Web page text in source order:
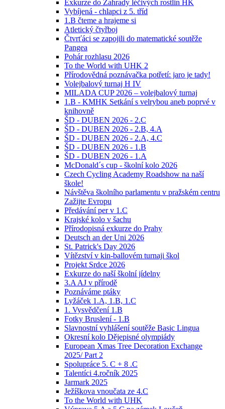
Exkurze do Zahrady léčivých rostlin HK
Vybíjená - chlapci z 5. tříd
1.B čteme a hrajeme si
Atletický čtyřboj
Čtvrťáci se zapojili do matematické soutěže
Pangea
Pohár rozhlasu 2026
To the World with UHK 2
Přírodovědná poznávačka potřetí: jaro je tady!
Volejbalový turnaj H IV
MILADA CUP 2026 – volejbalový turnaj
1.B - KMHK Setkání s velrybou aneb poprvé v
knihovně
ŠD - DUBEN 2026 - 2.C
ŠD - DUBEN 2026 - 2.B, 4.A
ŠD - DUBEN 2026 - 2.A, 4.C
ŠD - DUBEN 2026 - 1.B
ŠD - DUBEN 2026 - 1.A
McDonald´s cup - školní kolo 2026
Czech Cycling Academy Roadshow na naší
škole!
Návštěva školního parlamentu v pražském centru
Zažijte Evropu
Předávání per v 1.C
Krajské kolo v šachu
Přírodopisná exkurze do Prahy
Deutsch an der Uni 2026
St. Patrick's Day 2026
Vítězství v kin-ballovém turnaji škol
Projekt Srdce 2026
Exkurze do naší školní jídelny
3.A AJ v přírodě
Poznáváme ptáky
Lyžáček 1.A, 1.B, 1.C
1. Vysvědčení 1.B
Fotky Bruslení - 1.B
Slavnostní vyhlášení soutěže Basic Lingua
Okresní kolo Dějepisné olympiády
European Xmas Tree Decoration Exchange
2025/ Part 2
Spolupráce 5. C + 8 .C
Talentíci 4.ročník 2025
Jarmark 2025
Ježíškova vnoučata ze 4.C
To the World with UHK